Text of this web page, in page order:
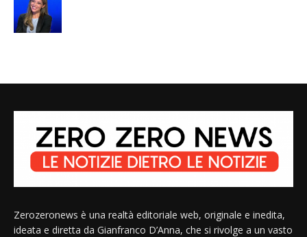
Zerozeronews è una realtà editoriale web, originale e inedita,
ideata e diretta da Gianfranco D’Anna, che si rivolge a un vasto